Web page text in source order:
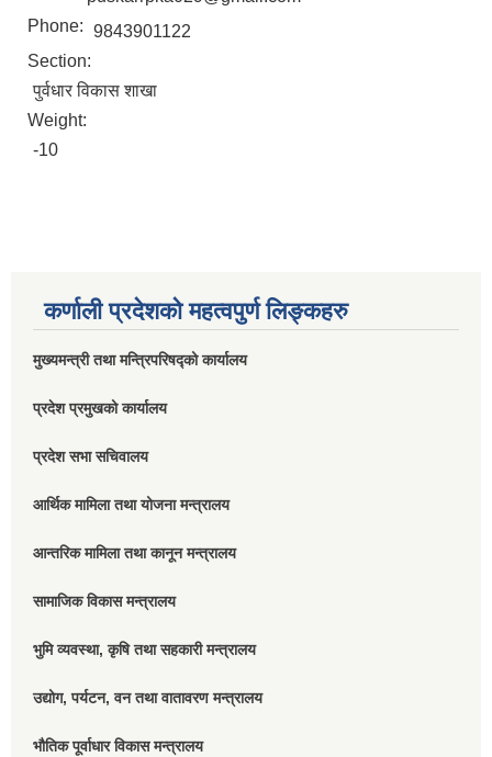
Phone: 9843901122
Section:
पुर्वधार विकास शाखा
Weight:
-10
कर्णाली प्रदेशको महत्वपुर्ण लिङ्कहरु
मुख्यमन्त्री तथा मन्त्रिपरिषद्को कार्यालय
प्रदेश प्रमुखको कार्यालय
प्रदेश सभा सचिवालय
आर्थिक मामिला तथा योजना मन्त्रालय
आन्तरिक मामिला तथा कानून मन्त्रालय
सामाजिक विकास मन्त्रालय
भुमि व्यवस्था, कृषि तथा सहकारी मन्त्रालय
उद्योग, पर्यटन, वन तथा वातावरण मन्त्रालय
भौतिक पूर्वाधार विकास मन्त्रालय